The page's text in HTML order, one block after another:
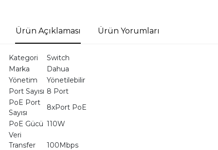
Ürün Açıklaması Ürün Yorumları
Kategori
Switch
Marka
Dahua
Yönetim
Yönetilebilir
Port Sayısı 8 Port
PoE Port
Sayısı
8xPort PoE
PoE Gücü 110W
Veri
Transfer
100Mbps